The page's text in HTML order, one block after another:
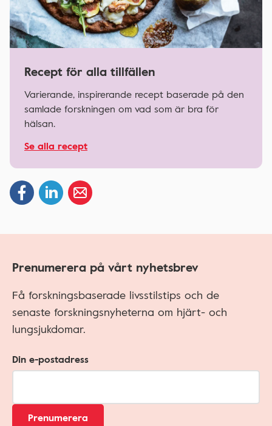
Recept för alla tillfällen
Varierande, inspirerande recept baserade på den
samlade forskningen om vad som är bra för
hälsan.
Se alla recept
Prenumerera på vårt nyhetsbrev
Få forskningsbaserade livsstilstips och de
senaste forskningsnyheterna om hjärt- och
lungsjukdomar.
Din e-postadress
Prenumerera